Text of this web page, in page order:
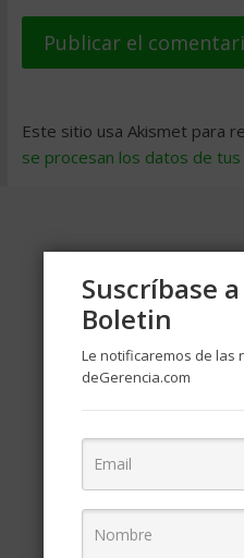
Este sitio usa Akismet para
se procesan los datos de
Suscríbase
Boletin
Le notificaremos de las
deGerencia.com